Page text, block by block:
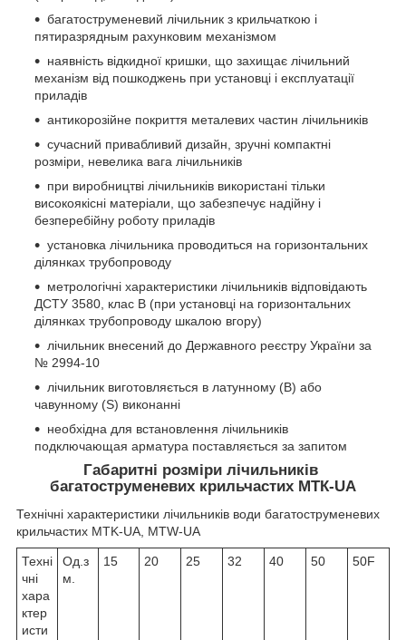
багатоструменевий лічильник з крильчаткою і
пятиразрядным рахунковим механізмом
наявність відкидної кришки, що захищає лічильний
механізм від пошкоджень при установці і експлуатації
приладів
антикорозійне покриття металевих частин лічильників
сучасний привабливий дизайн, зручні компактні
розміри, невелика вага лічильників
при виробництві лічильників використані тільки
високоякісні матеріали, що забезпечує надійну і
безперебійну роботу приладів
установка лічильника проводиться на горизонтальних
ділянках трубопроводу
метрологічні характеристики лічильників відповідають
ДСТУ 3580, клас В (при установці на горизонтальних
ділянках трубопроводу шкалою вгору)
лічильник внесений до Державного реєстру України за
№ 2994-10
лічильник виготовляється в латунному (B) або
чавунному (S) виконанні
необхідна для встановлення лічильників
подключающая арматура поставляється за запитом
Габаритні розміри лічильників
багатоструменевих крильчастих МТК-UA
Технічні характеристики лічильників води багатоструменевих
крильчастих MTK-UA, MTW-UA
Техні
чні
хара
ктер
исти
Од.з
м.
15 20 25 32 40 50 50F